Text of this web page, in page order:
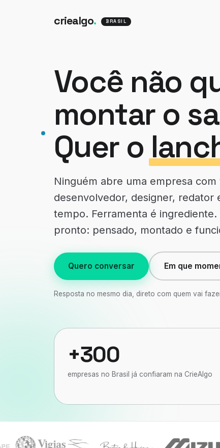
criealgo. BRASIL
Você não
montar o
Quer o
Ninguém abre uma empresa
desenvolvedor, designer, redator
tempo. Ferramenta é
pronto: pensado, montado e
Quero conversar Em que
Resposta no mesmo dia, direto com quem vai
+300
empresas no Brasil já confiaram na CrieAlgo